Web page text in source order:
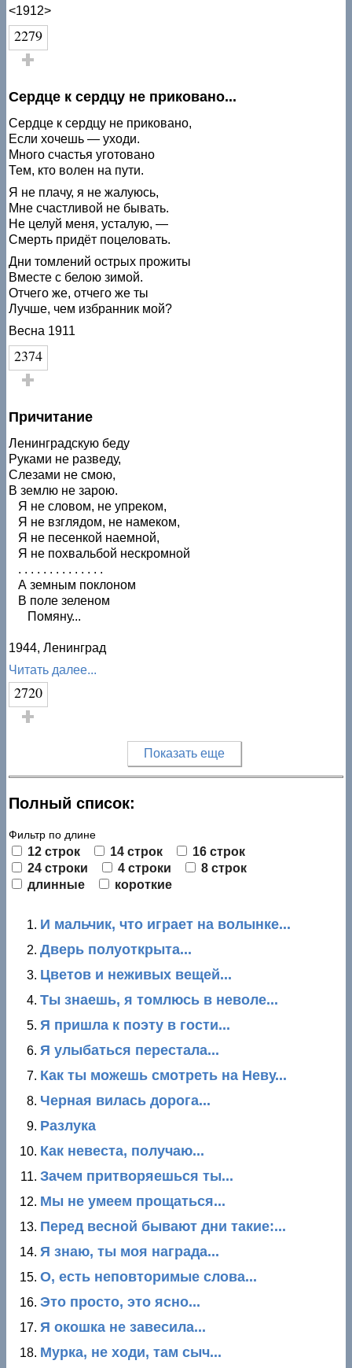
<1912>
2279
Сердце к сердцу не приковано...
Сердце к сердцу не приковано,
Если хочешь — уходи.
Много счастья уготовано
Тем, кто волен на пути.
Я не плачу, я не жалуюсь,
Мне счастливой не бывать.
Не целуй меня, усталую, —
Смерть придёт поцеловать.
Дни томлений острых прожиты
Вместе с белою зимой.
Отчего же, отчего же ты
Лучше, чем избранник мой?
Весна 1911
2374
Причитание
Ленинградскую беду
Руками не разведу,
Слезами не смою,
В землю не зарою.
Я не словом, не упреком,
Я не взглядом, не намеком,
Я не песенкой наемной,
Я не похвальбой нескромной
. . . . . . . . . . . . . .
А земным поклоном
В поле зеленом
Помяну...
1944, Ленинград
Читать далее...
2720
Показать еще
Полный список:
Фильтр по длине
12 строк 14 строк
16 строк
24 строки
4 строки
8 строк
длинные
короткие
И мальчик, что играет на волынке...
Дверь полуоткрыта...
Цветов и неживых вещей...
Ты знаешь, я томлюсь в неволе...
Я пришла к поэту в гости...
Я улыбаться перестала...
Как ты можешь смотреть на Неву...
Черная вилась дорога...
Разлука
Как невеста, получаю...
Зачем притворяешься ты...
Мы не умеем прощаться...
Перед весной бывают дни такие:...
Я знаю, ты моя награда...
О, есть неповторимые слова...
Это просто, это ясно...
Я окошка не завесила...
Мурка, не ходи, там сыч...